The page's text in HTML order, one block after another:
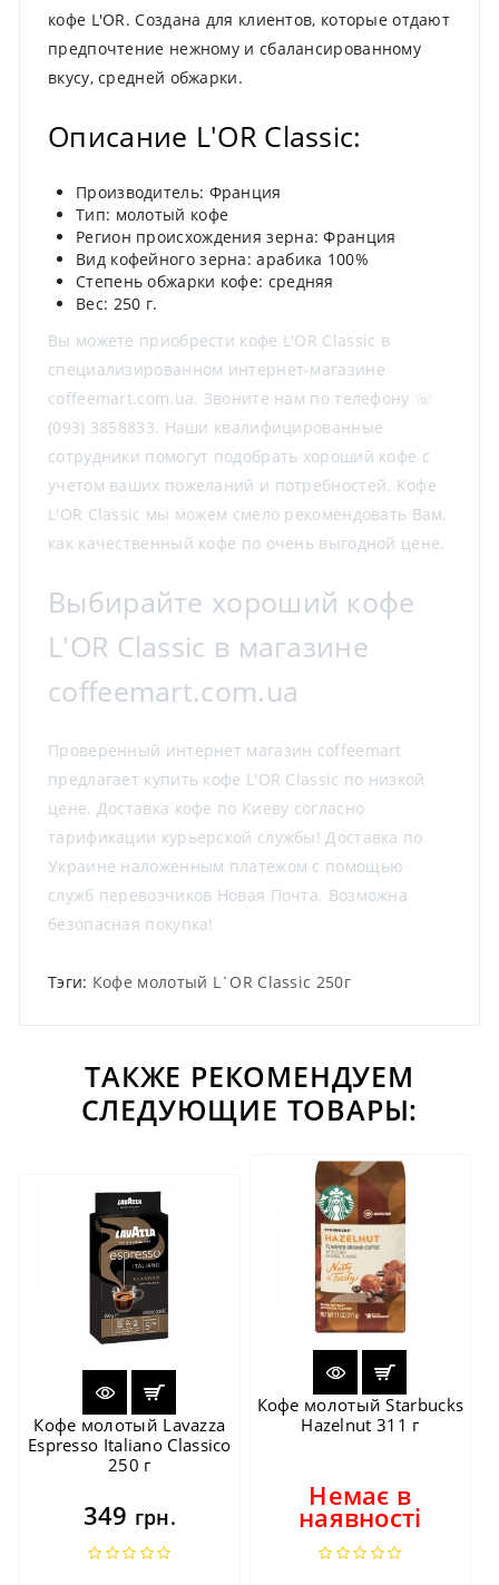
кофе L'OR. Создана для клиентов, которые отдают
предпочтение нежному и сбалансированному
вкусу, средней обжарки.
Описание L'OR Classic:
Производитель: Франция
Тип: молотый кофе
Регион происхождения зерна: Франция
Вид кофейного зерна: арабика 100%
Степень обжарки кофе: средняя
Вес: 250 г.
Вы можете приобрести кофе L'OR Classic в
специализированном интернет-магазине
coffeemart.com.ua. Звоните нам по телефону ☏
(093) 3858833. Наши квалифицированные
сотрудники помогут подобрать хороший кофе с
учетом ваших пожеланий и потребностей. Кофе
L'OR Classic мы можем смело рекомендовать Вам,
как качественный кофе по очень выгодной цене.
Выбирайте хороший кофе
L'OR Classic в магазине
coffeemart.com.ua
Проверенный интернет магазин coffeemart
предлагает купить кофе L'OR Classic по низкой
цене. Доставка кофе по Киеву согласно
тарификации курьерской службы! Доставка по
Украине наложенным платежом с помощью
служб перевозчиков Новая Почта. Возможна
безопасная покупка!
Тэги: Кофе молотый L`OR Classic 250г
ТАКЖЕ РЕКОМЕНДУЕМ
СЛЕДУЮЩИЕ ТОВАРЫ:
Кофе молотый Lavazza
Espresso Italiano Classico
250 г
349 грн.
Кофе молотый Starbucks
Hazelnut 311 г
Немає в
наявності